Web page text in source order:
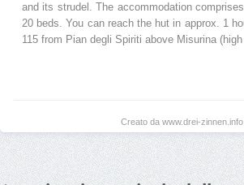
and its strudel. The accommodation
20 beds. You can reach the hut in approx. 1
115 from Pian degli Spiriti above Misurina (high
Creato da www.drei-zinnen.info